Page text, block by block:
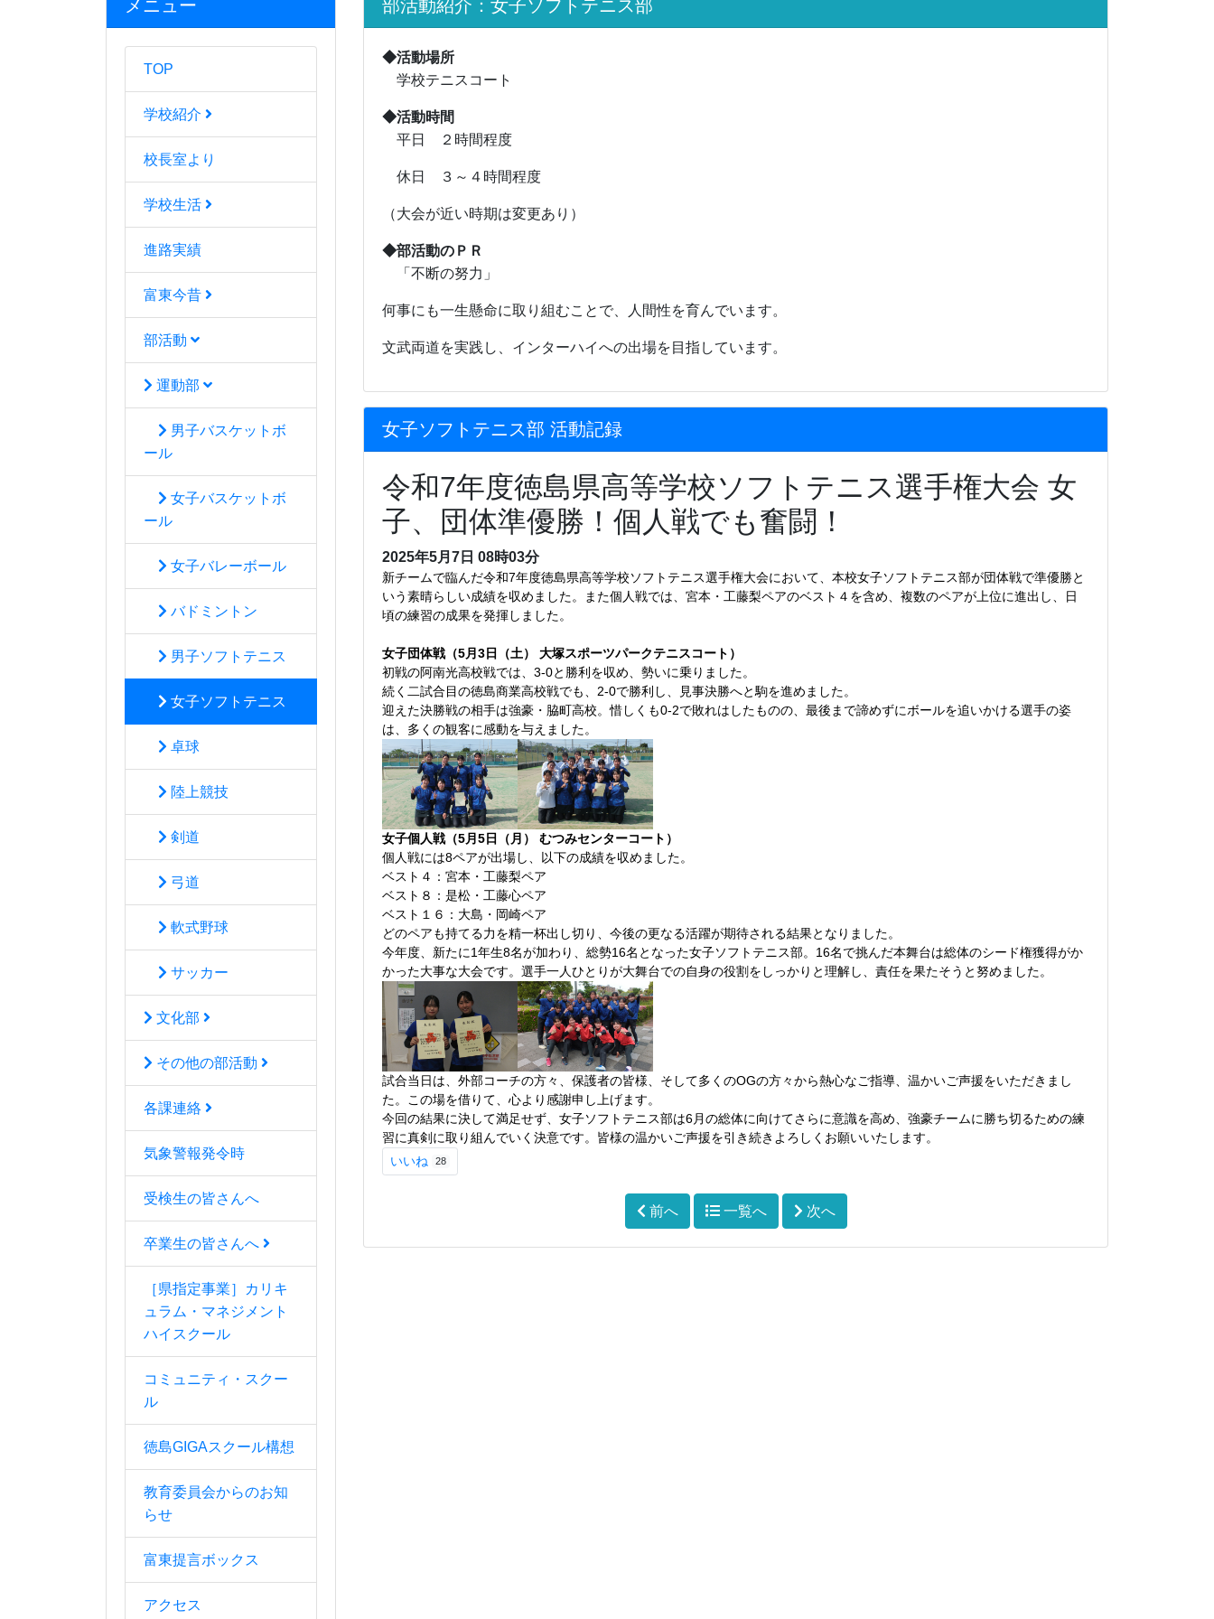
メニュー
TOP
学校紹介
校長室より
学校生活
進路実績
富東今昔
部活動
運動部
男子バスケットボ
ール
女子バスケットボ
ール
女子バレーボール
バドミントン
男子ソフトテニス
女子ソフトテニス
卓球
陸上競技
剣道
弓道
軟式野球
サッカー
文化部
その他の部活動
各課連絡
気象警報発令時
受検生の皆さんへ
卒業生の皆さんへ
［県指定事業］カリキ
ュラム・マネジメント
ハイスクール
コミュニティ・スクー
ル
徳島GIGAスクール構想
教育委員会からのお知
らせ
富東提言ボックス
アクセス
部活動紹介：女子ソフトテニス部
◆活動場所
学校テニスコート
◆活動時間
平日 ２時間程度
休日 ３～４時間程度
（大会が近い時期は変更あり）
◆部活動のＰＲ
「不断の努力」
何事にも一生懸命に取り組むことで、人間性を育んでいます。
文武両道を実践し、インターハイへの出場を目指しています。
女子ソフトテニス部 活動記録
令和7年度徳島県高等学校ソフトテニス選手権大会 女
子、団体準優勝！個人戦でも奮闘！
2025年5月7日 08時03分
新チームで臨んだ令和7年度徳島県高等学校ソフトテニス選手権大会において、本校女子ソフトテニス部が団体戦で準優勝と
いう素晴らしい成績を収めました。また個人戦では、宮本・工藤梨ペアのベスト４を含め、複数のペアが上位に進出し、日
頃の練習の成果を発揮しました。
女子団体戦（5月3日（土） 大塚スポーツパークテニスコート）
初戦の阿南光高校戦では、 3-0と勝利を収め、勢いに乗りました。
続く二試合目の徳島商業高校戦でも、2-0で勝利し、見事決勝へと駒を進めました。
迎えた決勝戦の相手は強豪・脇町高校。惜しくも0-2で敗れはしたものの、最後まで諦めずにボールを追いかける選手の姿
は、多くの観客に感動を与えました。
女子個人戦（5月5日（月） むつみセンターコート）
個人戦には8ペアが出場し、以下の成績を収めました。
ベスト４：宮本・工藤梨ペア
ベスト ８ ： 是松・工藤心ペア
ベスト１６： 大島・岡崎ペア
どのペアも持てる力を精一杯出し切り、今後の更なる活躍が期待される結果となりました。
今年度、新たに1年生8名が加わり、総勢16名となった女子ソフトテニス部。 16名で挑んだ本舞台は総体のシード権獲得がか
かった大事な大会です。 選手一人ひとりが大舞台での自身の役割をしっかりと理解し、責任を果たそうと努めました。
試合当日は、外部コーチの方々、保護者の皆様、そして多くのOGの方々から熱心なご指導、 温かいご声援をいただきまし
た。この場を借りて、心より感謝申し上げます。
今回の結果に決して満足せず、 女子ソフトテニス部は6月の総体に向けてさらに意識を高め、 強豪チームに勝ち切るための練
習に真剣に取り組んでいく決意です。皆様の温かいご声援を引き続き よろしくお願いいたします。
いいね
28
前へ 一覧へ 次へ